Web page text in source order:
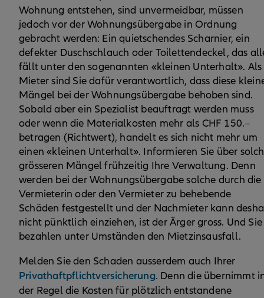
Wohnung entstehen, sind unvermeidbar, müssen
jedoch vor der Wohnungsübergabe in Ordnung
gebracht werden: Ein quietschendes Scharnier, ein
defekter Duschschlauch oder Toilettendeckel, das
fällt unter den sogenannten «kleinen Unterhalt». Als
Mieter sind Sie dafür verantwortlich, dass diese
Mängel bei der Wohnungsübergabe behoben sind.
Sobald aber ein Spezialist beauftragt werden muss
oder wenn die Materialkosten mehr als CHF 150.–
betragen (Richtwert), handelt es sich nicht mehr um
einen «kleinen Unterhalt». Informieren Sie über
grösseren Mängel frühzeitig Ihre Verwaltung. Denn
werden bei der Wohnungsübergabe solche durch die
Vermieterin oder den Vermieter zu behebende
Schäden festgestellt und der Nachmieter kann
nicht pünktlich einziehen, ist der Ärger gross. Und Sie
bezahlen unter Umständen den Mietzinsausfall.
Melden Sie den Schaden ausserdem auch Ihrer
Privathaftpflichtversicherung. Denn die übernimmt
der Regel die Kosten für plötzlich entstandene